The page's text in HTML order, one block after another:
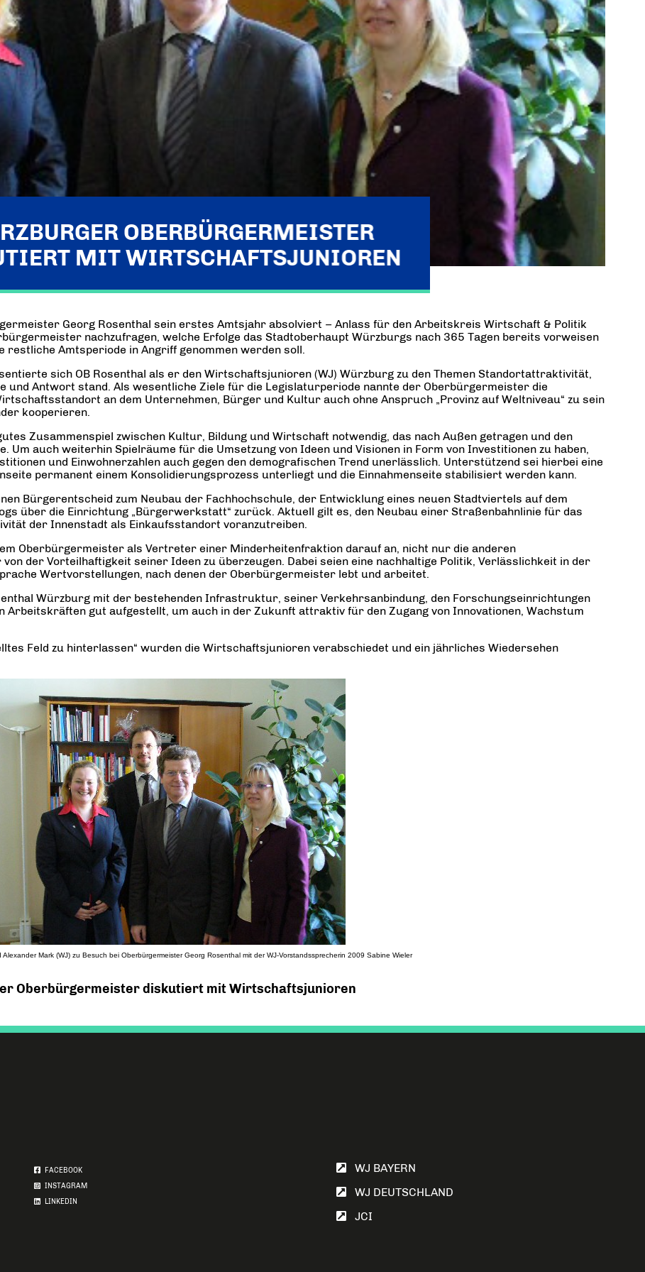
OBERBÜRGERMEISTER
MIT WIRTSCHAFTSJUNIOREN
Georg Rosenthal sein erstes Amtsjahr absolviert – Anlass für den Arbeitskreis Wirtschaft & Politik
nachzufragen, welche Erfolge das Stadtoberhaupt Würzburgs nach 365 Tagen bereits vorweisen
restliche Amtsperiode in Angriff genommen werden soll.
sich OB Rosenthal als er den Wirtschaftsjunioren (WJ) Würzburg zu den Themen Standortattraktivität,
und Antwort stand. Als wesentliche Ziele für die Legislaturperiode nannte der Oberbürgermeister die
an dem Unternehmen, Bürger und Kultur auch ohne Anspruch „Provinz auf Weltniveau“ zu sein
kooperieren.
Zusammenspiel zwischen Kultur, Bildung und Wirtschaft notwendig, das nach Außen getragen und den
auch weiterhin Spielräume für die Umsetzung von Ideen und Visionen in Form von Investitionen zu haben,
und Einwohnerzahlen auch gegen den demografischen Trend unerlässlich. Unterstützend sei hierbei eine
permanent einem Konsolidierungsprozess unterliegt und die Einnahmenseite stabilisiert werden kann.
Bürgerentscheid zum Neubau der Fachhochschule, der Entwicklung eines neuen Stadtviertels auf dem
über die Einrichtung „Bürgerwerkstatt“ zurück. Aktuell gilt es, den Neubau einer Straßenbahnlinie für das
der Innenstadt als Einkaufsstandort voranzutreiben.
Oberbürgermeister als Vertreter einer Minderheitenfraktion darauf an, nicht nur die anderen
der Vorteilhaftigkeit seiner Ideen zu überzeugen. Dabei seien eine nachhaltige Politik, Verlässlichkeit in der
Wertvorstellungen, nach denen der Oberbürgermeister lebt und arbeitet.
Würzburg mit der bestehenden Infrastruktur, seiner Verkehrsanbindung, den Forschungseinrichtungen
Arbeitskräften gut aufgestellt, um auch in der Zukunft attraktiv für den Zugang von Innovationen, Wachstum
Feld zu hinterlassen“ wurden die Wirtschaftsjunioren verabschiedet und ein jährliches Wiedersehen
Alexander Mark (WJ) zu Besuch bei Oberbürgermeister Georg Rosenthal mit der WJ-Vorstandssprecherin 2009 Sabine Wieler
Oberbürgermeister diskutiert mit Wirtschaftsjunioren
FACEBOOK
INSTAGRAM
LINKEDIN
WJ BAYERN
WJ DEUTSCHLAND
JCI